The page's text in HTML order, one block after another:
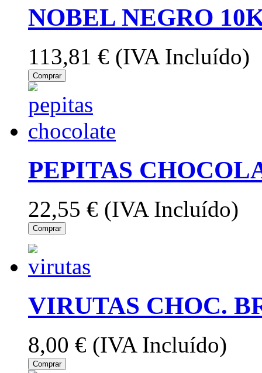
NOBEL NEGRO
113,81 € (IVA Incluído)
Comprar
PEPITAS
22,55 € (IVA Incluído)
Comprar
VIRUTAS CHOC.
8,00 € (IVA Incluído)
Comprar